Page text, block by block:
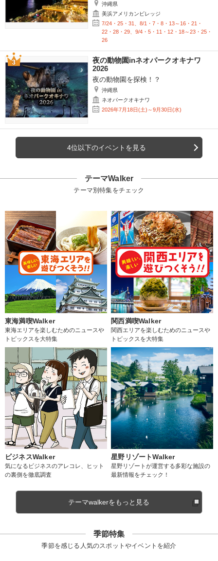
沖縄県
美浜アメリカンビレッジ
7/24・25・31、8/1・7・8・13～16・21・
22・28・29、9/4・5・11・12・18～23・25・
26
夜の動物園inネオパークオキナワ
2026
夜の動物園を探検！？
沖縄県
ネオパークオキナワ
2026年7月18日(土)～9月30日(水)
4位以下のイベントを見る
テーマWalker
テーマ別特集をチェック
東海満喫Walker
東海エリアを楽しむためのニュースや
トピックスを大特集
関西満喫Walker
関西エリアを楽しむためのニュースや
トピックスを大特集
ビジネスWalker
気になるビジネスのアレコレ、ヒット
の裏側を徹底調査
星野リゾートWalker
星野リゾートが運営する多彩な施設の
最新情報をチェック！
テーマwalkerをもっと見る
季節特集
季節を感じる人気のスポットやイベントを紹介